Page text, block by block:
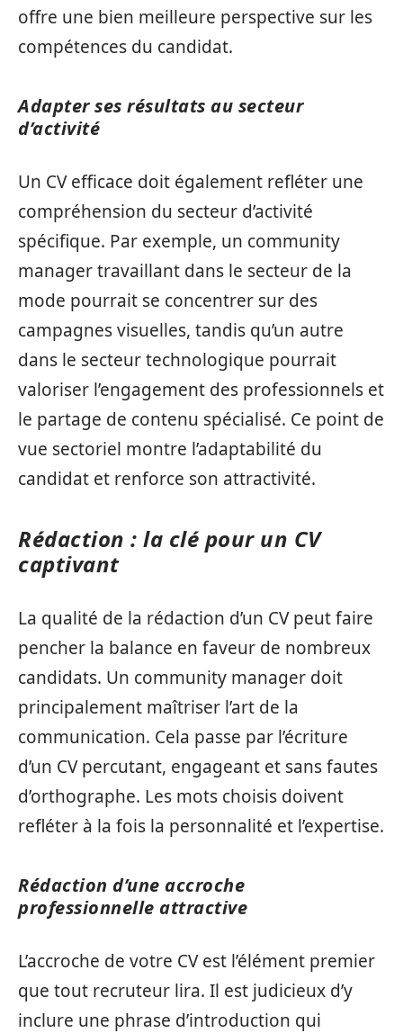
offre une bien meilleure perspective sur les
compétences du candidat.
Adapter ses résultats au secteur
d’activité
Un CV efficace doit également refléter une
compréhension du secteur d’activité
spécifique. Par exemple, un community
manager travaillant dans le secteur de la
mode pourrait se concentrer sur des
campagnes visuelles, tandis qu’un autre
dans le secteur technologique pourrait
valoriser l’engagement des professionnels et
le partage de contenu spécialisé. Ce point de
vue sectoriel montre l’adaptabilité du
candidat et renforce son attractivité.
Rédaction : la clé pour un CV
captivant
La qualité de la rédaction d’un CV peut faire
pencher la balance en faveur de nombreux
candidats. Un community manager doit
principalement maîtriser l’art de la
communication. Cela passe par l’écriture
d’un CV percutant, engageant et sans fautes
d’orthographe. Les mots choisis doivent
refléter à la fois la personnalité et l’expertise.
Rédaction d’une accroche
professionnelle attractive
L’accroche de votre CV est l’élément premier
que tout recruteur lira. Il est judicieux d’y
inclure une phrase d’introduction qui